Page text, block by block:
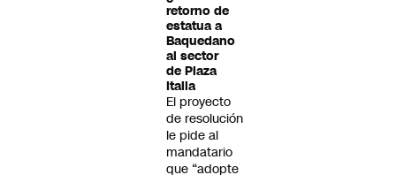
retorno de
estatua a
Baquedano
al sector
de Plaza
Italia
El proyecto
de resolución
le pide al
mandatario
que “adopte